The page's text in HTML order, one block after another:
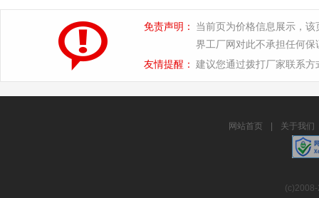
免责声明：
当前页为价格信息展示，
界工厂网对此不承担任何保
友情提醒： 建议您通过拨打厂家联系
网站首页 关于我们